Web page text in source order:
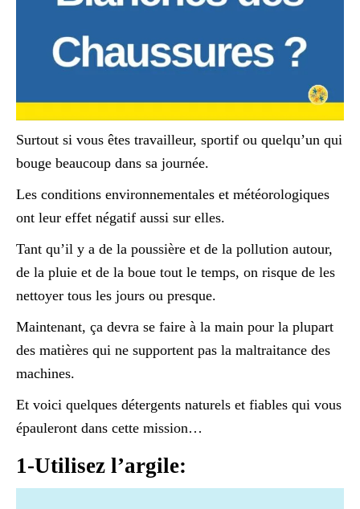
Surtout si vous êtes travailleur, sportif ou quelqu’un qui
bouge beaucoup dans sa journée.
Les conditions environnementales et météorologiques
ont leur effet négatif aussi sur elles.
Tant qu’il y a de la poussière et de la pollution autour,
de la pluie et de la boue tout le temps, on risque de les
nettoyer tous les jours ou presque.
Maintenant, ça devra se faire à la main pour la plupart
des matières qui ne supportent pas la maltraitance des
machines.
Et voici quelques détergents naturels et fiables qui vous
épauleront dans cette mission…
1-Utilisez l’argile: